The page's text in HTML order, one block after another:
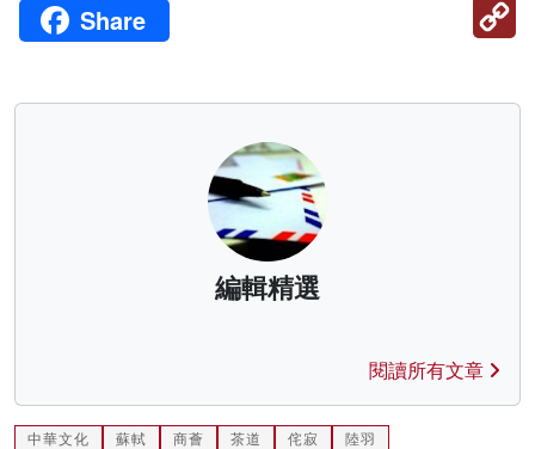
Share
編輯精選
閱讀所有文章
中華文化 蘇軾 商薈 茶道 侘寂 陸羽